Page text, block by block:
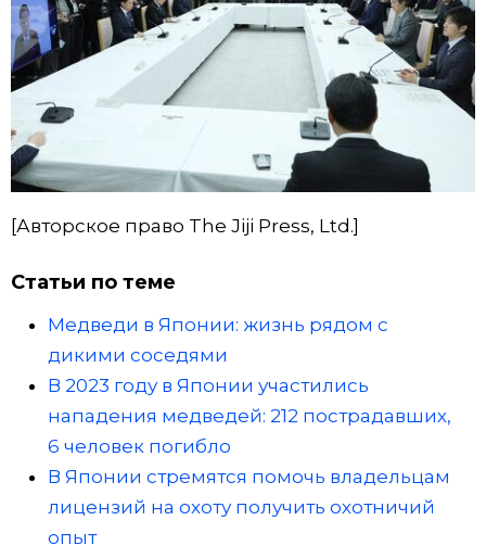
[Авторское право The Jiji Press, Ltd.]
Статьи по теме
Медведи в Японии: жизнь рядом с
дикими соседями
В 2023 году в Японии участились
нападения медведей: 212 пострадавших,
6 человек погибло
В Японии стремятся помочь владельцам
лицензий на охоту получить охотничий
опыт